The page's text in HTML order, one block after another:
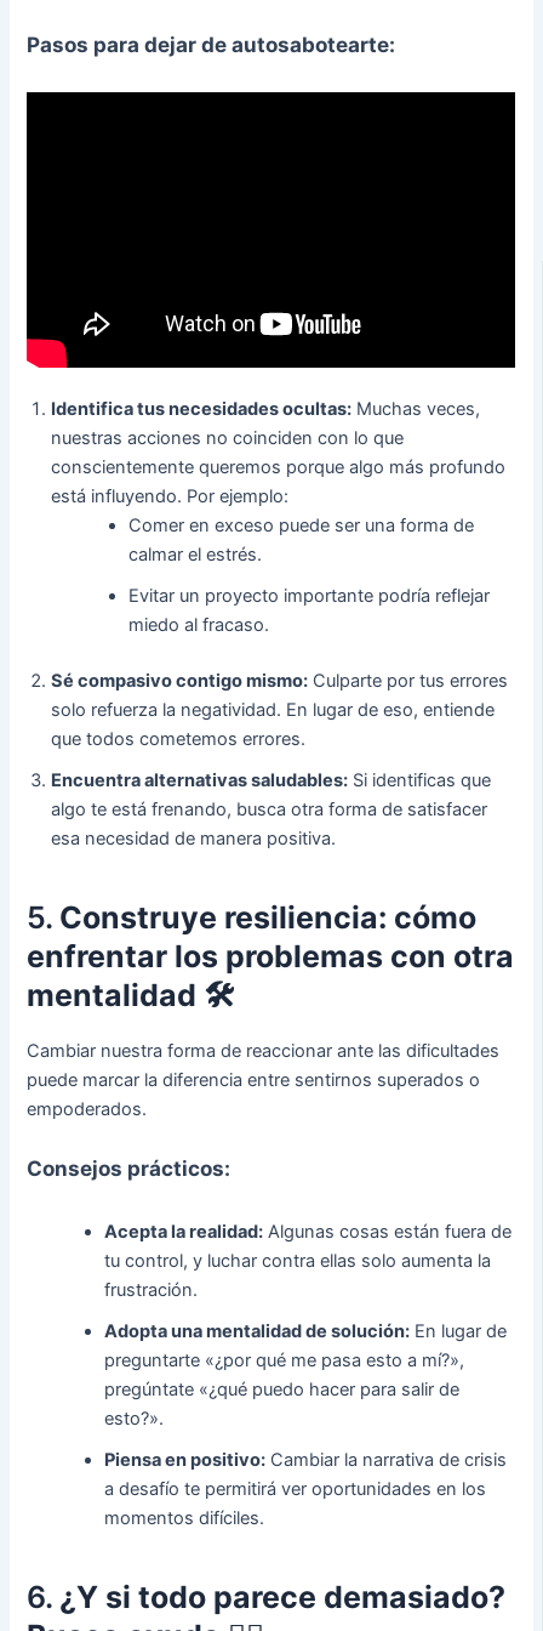
Pasos para dejar de autosabotearte:
Identifica tus necesidades ocultas: Muchas veces,
nuestras acciones no coinciden con lo que
conscientemente queremos porque algo más profundo
está influyendo. Por ejemplo:
Comer en exceso puede ser una forma de
calmar el estrés.
Evitar un proyecto importante podría reflejar
miedo al fracaso.
Sé compasivo contigo mismo: Culparte por tus errores
solo refuerza la negatividad. En lugar de eso, entiende
que todos cometemos errores.
Encuentra alternativas saludables: Si identificas que
algo te está frenando, busca otra forma de satisfacer
esa necesidad de manera positiva.
5. Construye resiliencia: cómo
enfrentar los problemas con otra
mentalidad 🛠️
Cambiar nuestra forma de reaccionar ante las dificultades
puede marcar la diferencia entre sentirnos superados o
empoderados.
Consejos prácticos:
Acepta la realidad: Algunas cosas están fuera de
tu control, y luchar contra ellas solo aumenta la
frustración.
Adopta una mentalidad de solución: En lugar de
preguntarte «¿por qué me pasa esto a mí?»,
pregúntate «¿qué puedo hacer para salir de
esto?».
Piensa en positivo: Cambiar la narrativa de crisis
a desafío te permitirá ver oportunidades en los
momentos difíciles.
6. ¿Y si todo parece demasiado?